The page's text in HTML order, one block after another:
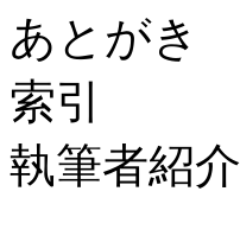
あとがき
索引
執筆者紹介